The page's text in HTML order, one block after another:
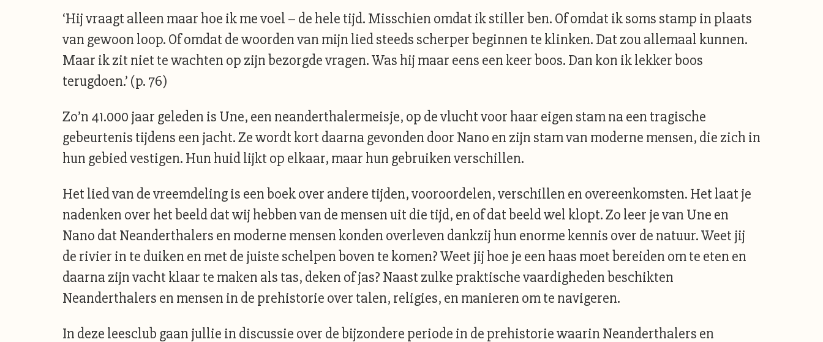
‘Hij vraagt alleen maar hoe ik me voel – de hele tijd. Misschien omdat ik stiller ben. Of omdat ik soms stamp in plaats
van gewoon loop. Of omdat de woorden van mijn lied steeds scherper beginnen te klinken. Dat zou allemaal kunnen.
Maar ik zit niet te wachten op zijn bezorgde vragen. Was hij maar eens een keer boos. Dan kon ik lekker boos
terugdoen.’ (p. 76)
Zo’n 41.000 jaar geleden is Une, een neanderthalermeisje, op de vlucht voor haar eigen stam na een tragische
gebeurtenis tijdens een jacht. Ze wordt kort daarna gevonden door Nano en zijn stam van moderne mensen, die zich in
hun gebied vestigen. Hun huid lijkt op elkaar, maar hun gebruiken verschillen.
Het lied van de vreemdeling is een boek over andere tijden, vooroordelen, verschillen en overeenkomsten. Het laat je
nadenken over het beeld dat wij hebben van de mensen uit die tijd, en of dat beeld wel klopt. Zo leer je van Une en
Nano dat Neanderthalers en moderne mensen konden overleven dankzij hun enorme kennis over de natuur. Weet jij
de rivier in te duiken en met de juiste schelpen boven te komen? Weet jij hoe je een haas moet bereiden om te eten en
daarna zijn vacht klaar te maken als tas, deken of jas? Naast zulke praktische vaardigheden beschikten
Neanderthalers en mensen in de prehistorie over talen, religies, en manieren om te navigeren.
In deze leesclub gaan jullie in discussie over de bijzondere periode in de prehistorie waarin Neanderthalers en